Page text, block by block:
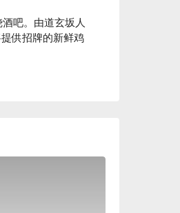
吧。由道玄坂人
供招牌的新鲜鸡